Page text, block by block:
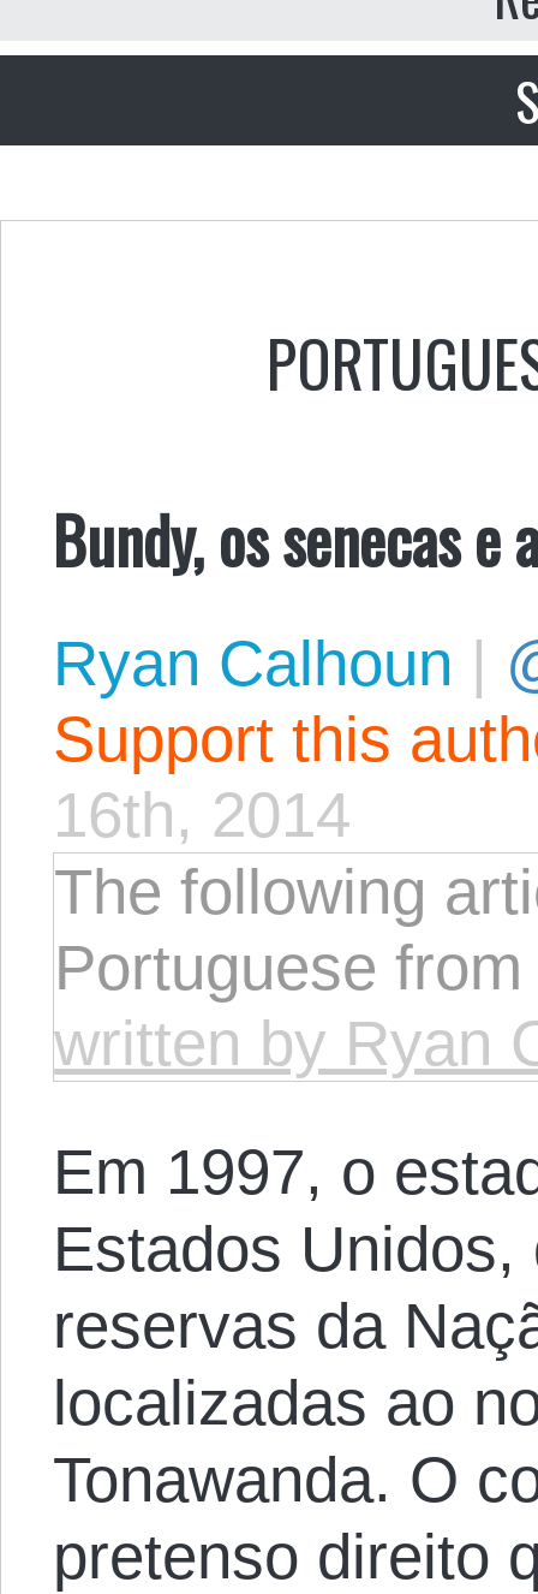
Bundy, os senecas
Ryan Calhoun |
Support this
16th, 2014
The following
Portuguese
written by Ryan
Em 1997, o
Estados
reservas da
localizadas ao
Tonawanda. O
pretenso direito